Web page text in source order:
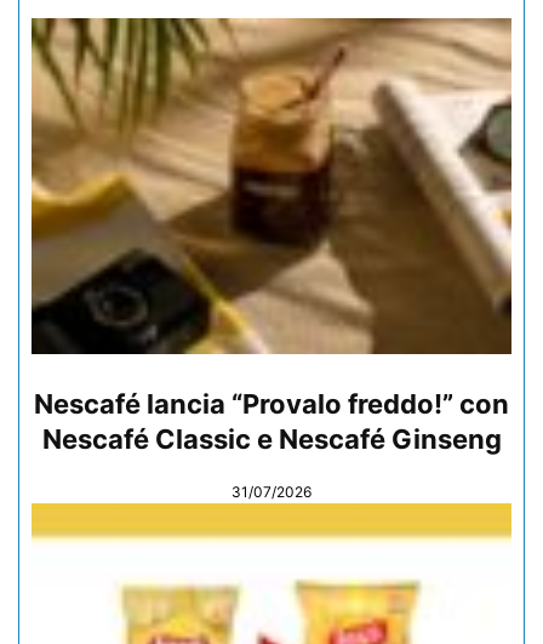
Nescafé lancia “Provalo freddo!” con
Nescafé Classic e Nescafé Ginseng
31/07/2026